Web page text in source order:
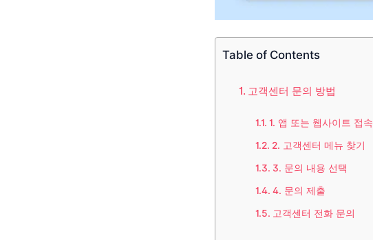
Table of Contents
고객센터 문의 방법
1. 앱 또는 웹사이트 접속
2. 고객센터 메뉴 찾기
3. 문의 내용 선택
4. 문의 제출
고객센터 전화 문의